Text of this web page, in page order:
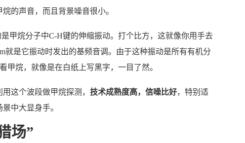
的声音，而且背景噪音很小。
是甲烷分子中C-H键的伸缩振动。打个比方，这就像你用手去
就是它振动时发出的基频音调。由于这种振动是所有有机分
甲烷，就像是在白纸上写黑字，一目了然。
这个波段做甲烷探测， 技术成熟度高，信噪比好，特别适
中大显身手。
场”